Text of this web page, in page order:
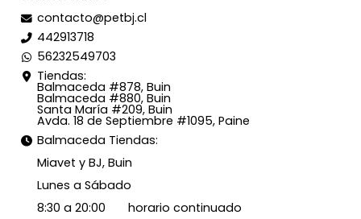
contacto@petbj.cl
442913718
56232549703
Tiendas:
Balmaceda #878, Buin
Balmaceda #880, Buin
Santa María #209, Buin
Avda. 18 de Septiembre #1095, Paine
Balmaceda Tiendas:
Miavet y BJ, Buin
Lunes a Sábado
8:30 a 20:00 horario continuado